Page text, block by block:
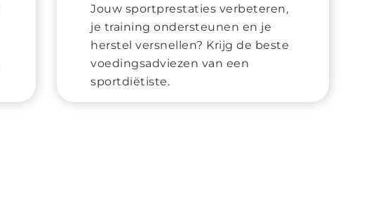
Jouw sportprestaties verbeteren,
je training ondersteunen en je
herstel versnellen? Krijg de beste
voedingsadviezen van een
sportdiëtiste.